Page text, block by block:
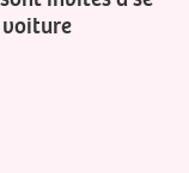
voiture